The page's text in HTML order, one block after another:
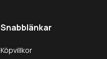
Snabblänkar
Köpvillkor